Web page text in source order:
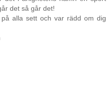
det så går det!
alla sett och var rädd om dig